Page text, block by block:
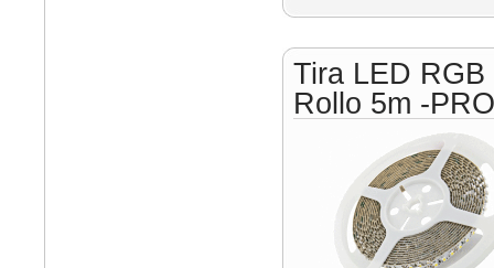
Tira LED
Rollo 5m -